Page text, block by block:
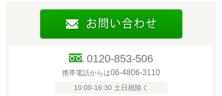
0120-853-506
携帯電話からは06-4806-3110
10:00-16:30 土日祝除く